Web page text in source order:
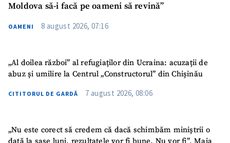
Moldova să-i facă pe oameni să revină”
OAMENI 8 august 2026, 07:16
„Al doilea război” al refugiaților din Ucraina: acuzații de
abuz și umilire la Centrul „Constructorul” din Chișinău
CITITORUL DE GARDĂ 7 august 2026, 08:06
„Nu este corect să credem că dacă schimbăm miniștrii o